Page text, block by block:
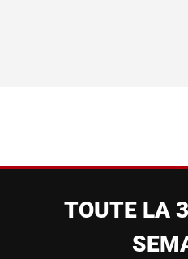
TOUTE LA